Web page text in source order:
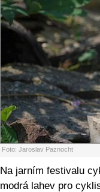
Foto: Jaroslav Paznocht
Na jarním festivalu
modrá lahev pro